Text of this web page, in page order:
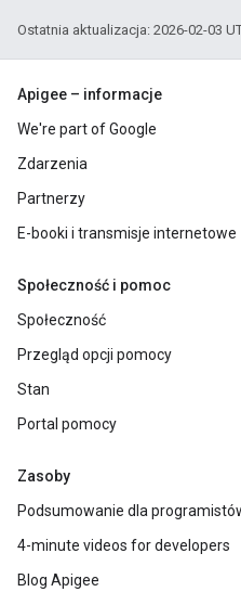
Ostatnia aktualizacja: 2026-02-03
Apigee – informacje
We're part of Google
Zdarzenia
Partnerzy
E-booki i transmisje internetowe
Społeczność i pomoc
Społeczność
Przegląd opcji pomocy
Stan
Portal pomocy
Zasoby
Podsumowanie dla
4-minute videos for developers
Blog Apigee